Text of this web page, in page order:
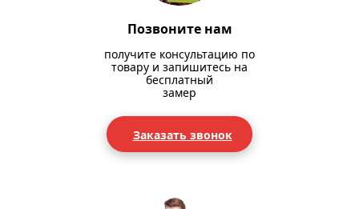
Позвоните нам
получите консультацию по
товару и запишитесь на
бесплатный
замер
Заказать звонок